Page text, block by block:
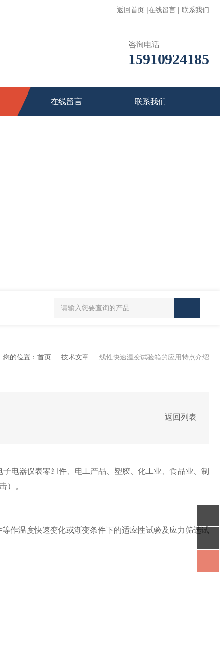
返回首页 |在线留言 | 联系我们
咨询电话
15910924185
在线留言 联系我们
HT/SC-800砂尘试验机厂家 HT/GDSJ-80天津小型高低温交变湿热试验
您的位置： 首页 - 技术文章 - 线性快速温变试验箱的应用特点介绍
返回列表
电器仪表零组件、电工产品、塑胶、化工业、食品业、制
）。
温度快速变化或渐变条件下的适应性试验及应力筛选试